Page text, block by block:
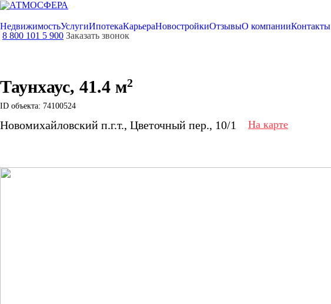
НедвижимостьУслугиИпотекаКарьераНовостройкиОтзывыО компанииКонтакты
8 800 101 5 900 Заказать звонок
Таунхаус, 41.4 м2
ID объекта: 74100524
Новомихайловский п.г.т., Цветочный пер., 10/1 На карте